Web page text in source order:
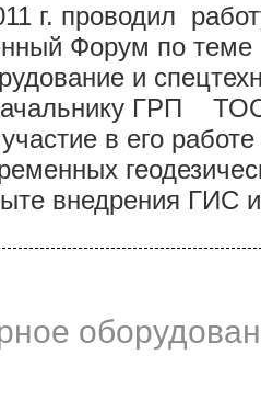
г. проводил
Форум по теме
и
ГРП
в его
внедрения ГИС